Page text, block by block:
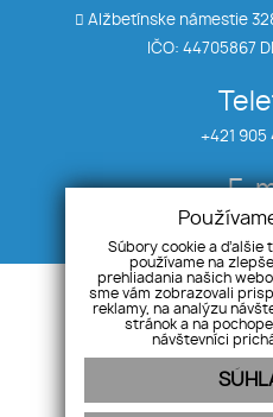
Alžbetínske námestie
IČO: 44705867
+421 905
E-
Úvod
O nás
Náš tím
Súbory cookie a ďalšie
používame na
prehliadania našich
sme vám zobrazovali
reklamy, na analýzu
stránok a na
návštevníci